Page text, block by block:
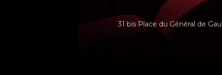
31 bis Place du Général de